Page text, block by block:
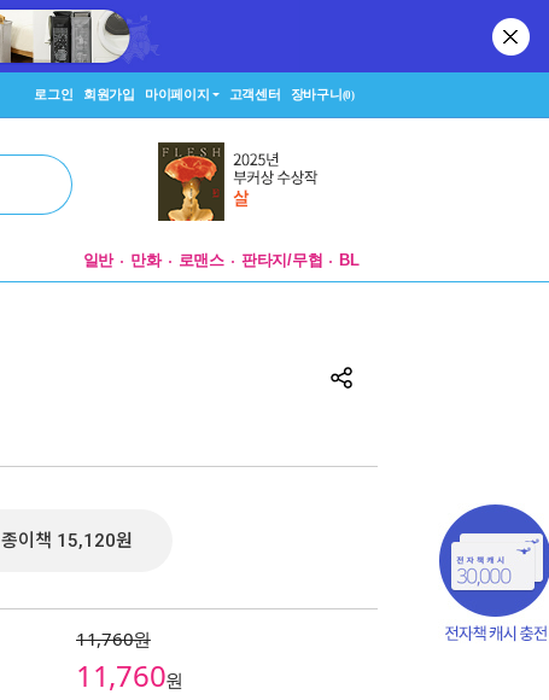
로그인 회원가입 마이페이지 고객센터 장바구니(0)
일반 만화 로맨스 판타지/무협 BL
종이책 15,120원
11,760원
11,760원